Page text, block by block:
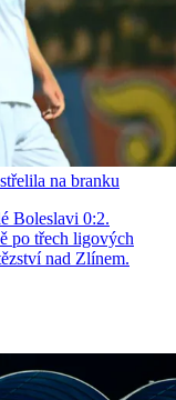
na branku
Boleslavi 0:2.
po třech ligových
nad Zlínem.